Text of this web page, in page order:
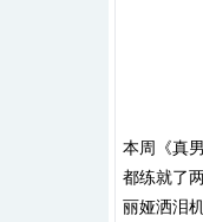
本周《真
都练就了
丽娅洒泪